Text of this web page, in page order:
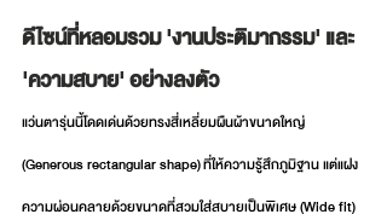
ดีไซน์ที่หลอมรวม 'งานประติมากรรม' และ
'ความสบาย' อย่างลงตัว
แว่นตารุ่นนี้โดดเด่นด้วยทรงสี่เหลี่ยมผืนผ้าขนาดใหญ่
(Generous rectangular shape) ที่ให้ความรู้สึกภูมิฐาน แต่แฝง
ความผ่อนคลายด้วยขนาดที่สวมใส่สบายเป็นพิเศษ (Wide fit)